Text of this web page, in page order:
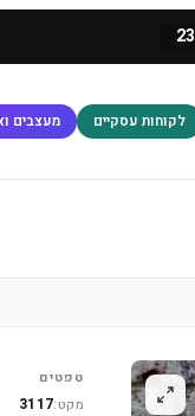
23
לקוחות עסקיים מעצבים
טפטים
מקט:3117